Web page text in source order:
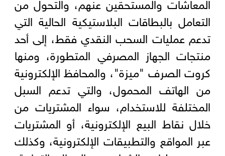
التعامل بالبطاقات البلاستيكية الحالية التي
تدعم عمليات السحب النقدي فقط، إلى أحد
منتجات الجهاز المصرفي المتطورة، ومنها
كروت الصرف "ميزة"، والمحافظ الإلكترونية
من الهاتف المحمول، والتي تدعم السبل
المختلفة للاستخدام، سواء المشتريات من
خلال نقاط البيع الإلكترونية، أو المشتريات
عبر المواقع والتطبيقات الإلكترونية، وكذلك